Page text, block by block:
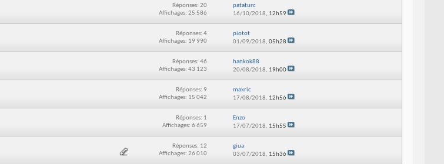
Réponses: 20
Affichages: 25 586
pataturc
16/10/2018, 12h59
Réponses: 4
Affichages: 19 990
piotot
01/09/2018, 05h28
Réponses: 46
Affichages: 43 123
hankok88
20/08/2018, 19h00
Réponses: 9
Affichages: 15 042
maxric
17/08/2018, 12h56
Réponses: 1
Affichages: 6 659
Enzo
17/07/2018, 15h55
Réponses: 12
Affichages: 26 010
giua
03/07/2018, 15h36